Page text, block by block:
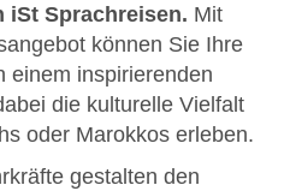
iSt Sprachreisen. Mit
können Sie Ihre
einem inspirierenden
die kulturelle Vielfalt
oder Marokkos erleben.
gestalten den